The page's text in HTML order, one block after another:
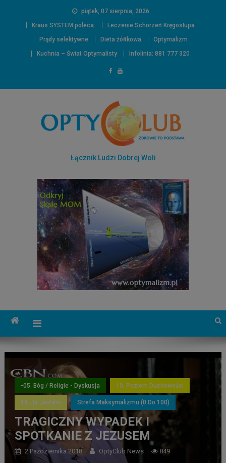
piątek, 07 sierpnia, 2026
Kraus SYSTEM poleca:
Leczenie Schorzeń Kręgosłupa
Prądy selektywne
Dieta żółtkowa
Optymalizm
Kuchnia – Świat Optymalisty
Infolinia: 881 777 320
Łącznik Ludzi Dobrej Woli
-05. Bóg / Religie - Dyskusja 10. Poziom Duchowości
19. Ja Jestem Strefa Maksymalizmu (0 Do 100)
TRAGICZNY WYPADEK I
SPOTKANIE Z JEZUSEM
2 Października 2018 OptyClub News 849